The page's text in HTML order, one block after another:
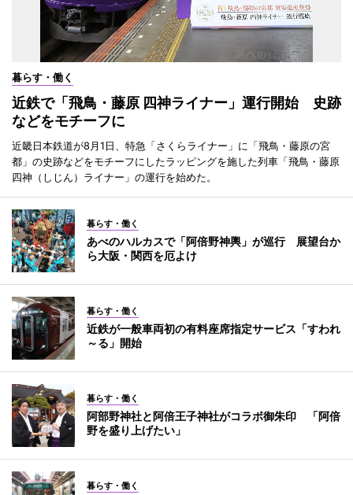
暮らす・働く
近鉄で「飛鳥・藤原 四神ライナー」運行開始 史跡
などをモチーフに
近畿日本鉄道が8月1日、特急「さくらライナー」に「飛鳥・藤原の宮
都」の史跡などをモチーフにしたラッピングを施した列車「飛鳥・藤原
四神（しじん）ライナー」の運行を始めた。
暮らす・働く
あべのハルカスで「阿倍野神輿」が巡行 展望台か
ら大阪・関西を厄よけ
暮らす・働く
近鉄が一般車両初の有料座席指定サービス「すわれ
～る」開始
暮らす・働く
阿部野神社と阿倍王子神社がコラボ御朱印 「阿倍
野を盛り上げたい」
暮らす・働く